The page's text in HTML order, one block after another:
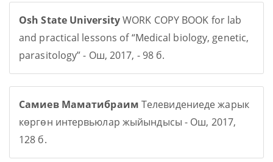
Osh State UniversityWORK COPY BOOK for lab
and practical lessons of “Medical biology, genetic,
parasitology” - Ош, 2017, - 98 б.
Самиев Маматибраим Телевидениеде жарык
көргөн интервьюлар жыйындысы - Ош, 2017,
128 б.